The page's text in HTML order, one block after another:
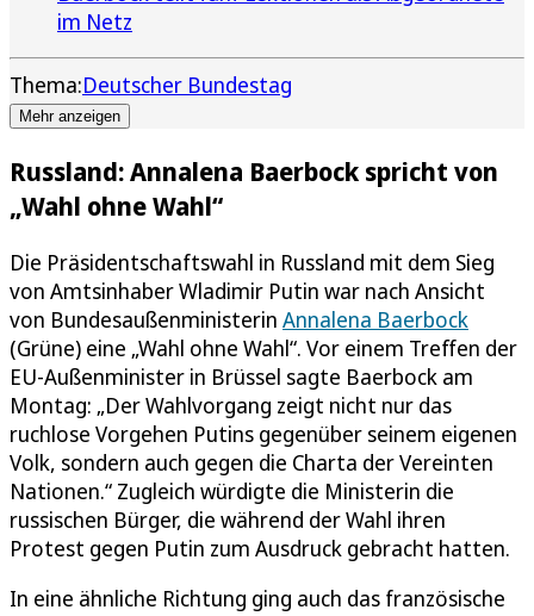
im Netz
Thema:Deutscher Bundestag
Mehr anzeigen
Russland: Annalena Baerbock spricht von
„Wahl ohne Wahl“
Die Präsidentschaftswahl in Russland mit dem Sieg
von Amtsinhaber Wladimir Putin war nach Ansicht
von Bundesaußenministerin Annalena Baerbock
(Grüne) eine „Wahl ohne Wahl“. Vor einem Treffen der
EU-Außenminister in Brüssel sagte Baerbock am
Montag: „Der Wahlvorgang zeigt nicht nur das
ruchlose Vorgehen Putins gegenüber seinem eigenen
Volk, sondern auch gegen die Charta der Vereinten
Nationen.“ Zugleich würdigte die Ministerin die
russischen Bürger, die während der Wahl ihren
Protest gegen Putin zum Ausdruck gebracht hatten.
In eine ähnliche Richtung ging auch das französische